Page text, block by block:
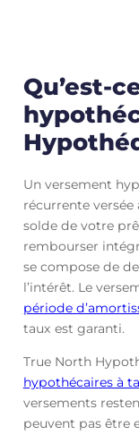
Qu’est-
Un versement
récurrente
solde de votre
rembourser
se compose de
l’intérêt. Le
période
taux est garanti.
True North
hypothécaires à
versements
peuvent pas être